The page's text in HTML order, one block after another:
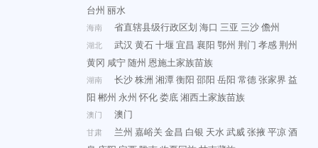
台州 丽水
海南 省直辖县级行政区划 海口 三亚 三沙儋州
湖北 武汉 黄石十堰 宜昌 襄阳 鄂州 荆门 孝感荆州
黄冈 咸宁随州 恩施土家族苗族
湖南 长沙株洲 湘潭衡阳 邵阳 岳阳 常德张家界 益
阳 郴州 永州 怀化娄底湘西土家族苗族
澳门 澳门
甘肃 兰州 嘉峪关 金昌 白银 天水武威张掖平凉酒